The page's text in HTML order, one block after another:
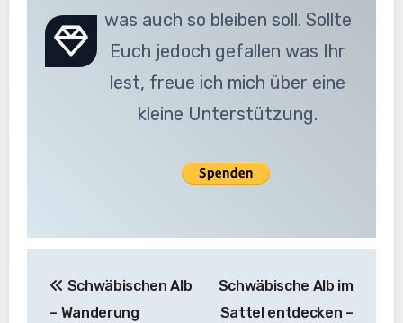
was auch so bleiben soll. Sollte
Euch jedoch gefallen was Ihr
lest, freue ich mich über eine
kleine Unterstützung.
Schwäbischen Alb
– Wanderung
Schwäbische Alb im
Sattel entdecken –